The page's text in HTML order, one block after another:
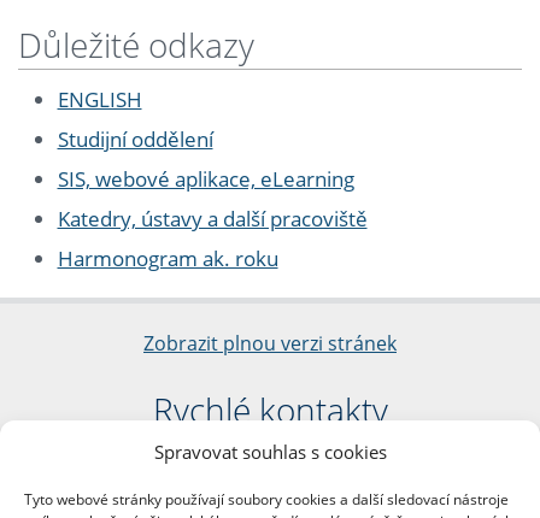
Spravovat souhlas s cookies
Tyto webové stránky používají soubory cookies a další sledovací nástroje
Důležité odkazy
ENGLISH
Studijní oddělení
SIS, webové aplikace, eLearning
Katedry, ústavy a další pracoviště
Harmonogram ak. roku
Zobrazit plnou verzi stránek
Rychlé kontakty
Filozofická fakulta
nám. Jana Palacha 1/2